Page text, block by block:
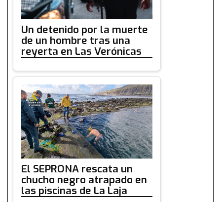
Un detenido por la muerte
de un hombre tras una
reyerta en Las Verónicas
El SEPRONA rescata un
chucho negro atrapado en
las piscinas de La Laja